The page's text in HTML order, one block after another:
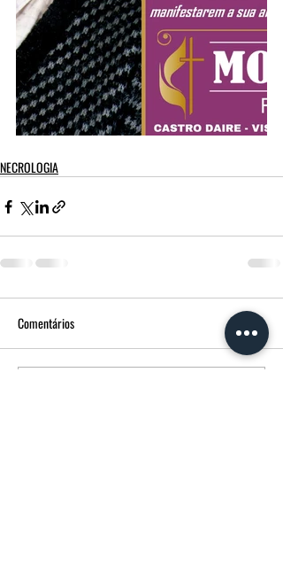
NECROLOGIA
Comentários